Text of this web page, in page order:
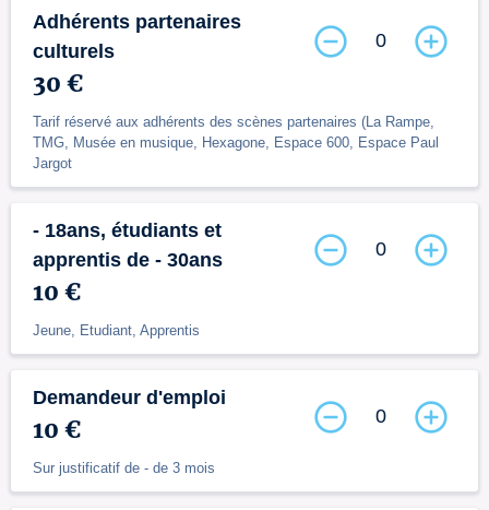
Adhérents partenaires
culturels
30 €
Tarif réservé aux adhérents des scènes partenaires (La Rampe,
TMG, Musée en musique, Hexagone, Espace 600, Espace Paul
Jargot
0
- 18ans, étudiants et
apprentis de - 30ans
10 €
Jeune, Etudiant, Apprentis
0
Demandeur d'emploi
10 €
Sur justificatif de - de 3 mois
0